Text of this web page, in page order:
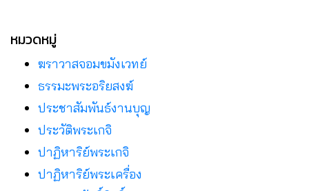
หมวดหมู่
ฆราวาสจอมขมังเวทย์
ธรรมะพระอริยสงฆ์
ประชาสัมพันธ์งานบุญ
ประวัติพระเกจิ
ปาฏิหาริย์พระเกจิ
ปาฏิหาริย์พระเครื่อง